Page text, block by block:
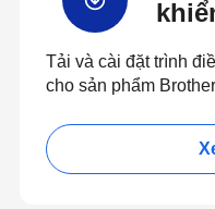
Tải và cài đặt trình
cho sản phẩm